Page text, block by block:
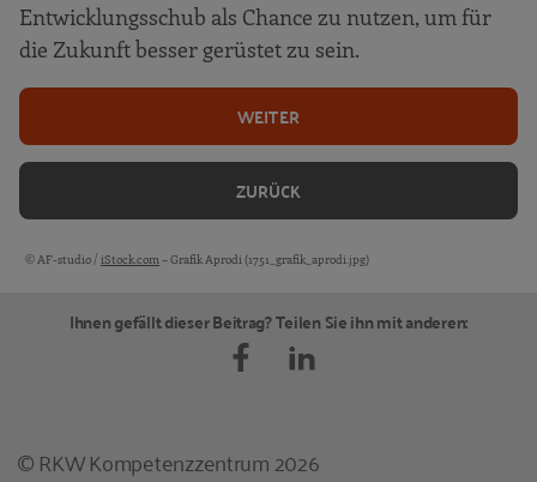
Entwicklungsschub als Chance zu nutzen, um für
die Zukunft besser gerüstet zu sein.
ZURÜCK
WEITER
Bildquellen und Copyright-Hinweise
© AF-studio / iStock.com – Grafik Aprodi (1751_grafik_aprodi.jpg)
Ihnen gefällt dieser Beitrag? Teilen Sie ihn mit anderen:
© RKW Kompetenzzentrum 2026